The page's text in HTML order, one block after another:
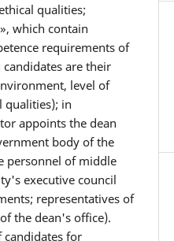
qualities;
which contain
requirements of
are their
level of
qualities); in
appoints the dean
body of the
personnel of middle
executive council
representatives of
the dean's office).
candidates for